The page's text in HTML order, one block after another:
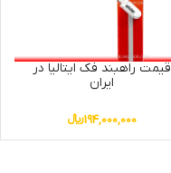
قیمت راهبند فک ایتالیا در
ایران
194,000,000﷼